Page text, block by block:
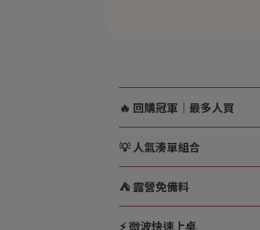
🔥 回購冠軍｜最多人買
💡 人氣湊單組合
⛺ 露營免備料
⚡ 微波快速上桌